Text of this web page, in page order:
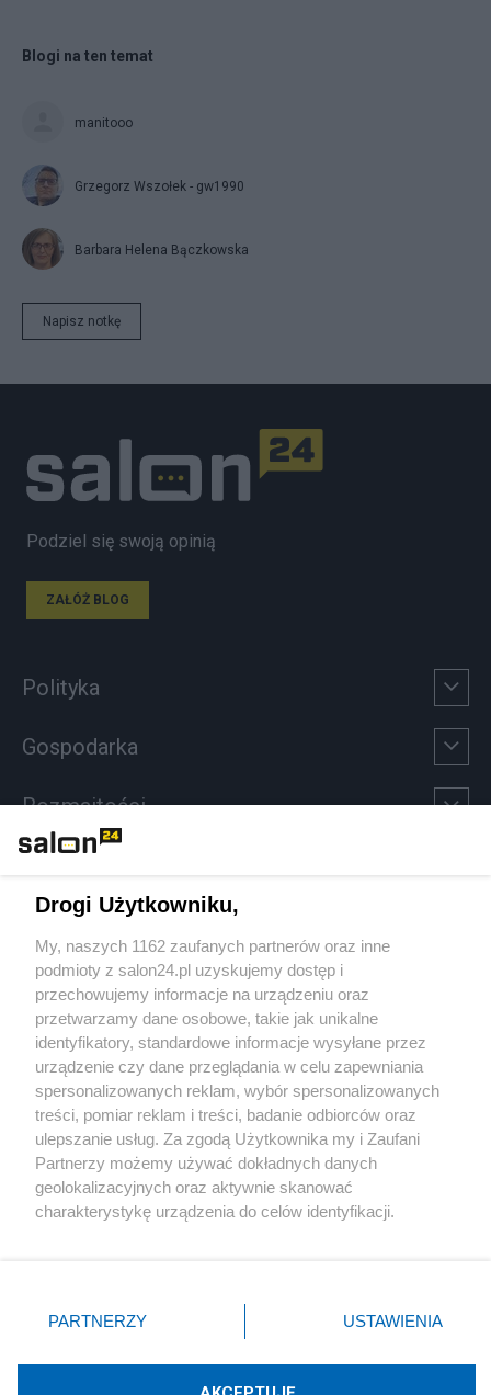
Blogi na ten temat
manitooo
Grzegorz Wszołek - gw1990
Barbara Helena Bączkowska
Napisz notkę
Podziel się swoją opinią
ZAŁÓŻ BLOG
Polityka
Gospodarka
Rozmaitości
Sport
Społeczeństwo
Kultura
X Facebook Instagram Youtube
Drogi Użytkowniku,
My, naszych 1162 zaufanych partnerów oraz inne
podmioty z salon24.pl uzyskujemy dostęp i
przechowujemy informacje na urządzeniu oraz
przetwarzamy dane osobowe, takie jak unikalne
identyfikatory, standardowe informacje wysyłane przez
urządzenie czy dane przeglądania w celu zapewniania
spersonalizowanych reklam, wybór spersonalizowanych
treści, pomiar reklam i treści, badanie odbiorców oraz
ulepszanie usług. Za zgodą Użytkownika my i Zaufani
Partnerzy możemy używać dokładnych danych
geolokalizacyjnych oraz aktywnie skanować
charakterystykę urządzenia do celów identyfikacji.
zmienić/wycofać klikając przycisk ustawień prywatności
znajdujący się w lewym dolnym rogu strony
rodzaje przetwarzania danych nie wymagają zgody
użytkownika, ale masz prawo sprzeciwić się takiemu
PARTNERZY USTAWIENIA